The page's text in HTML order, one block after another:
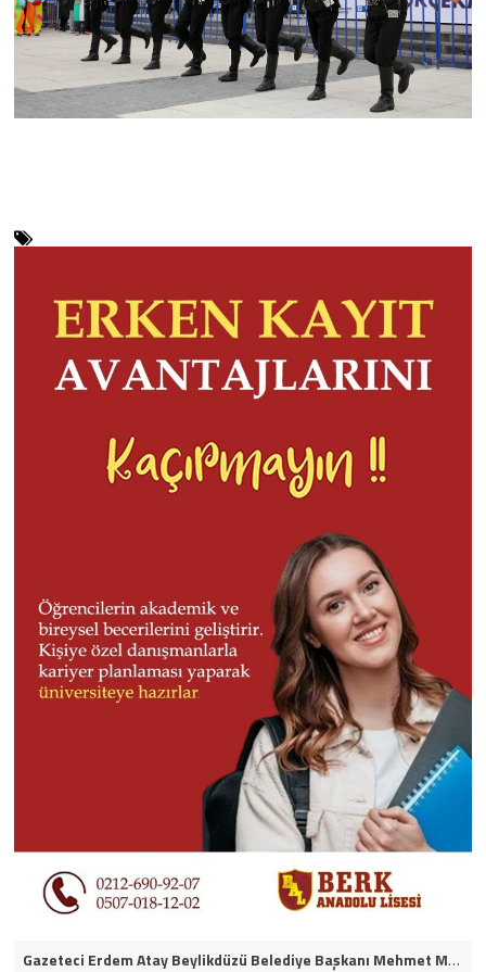
Gazeteci Erdem Atay Beylikdüzü Belediye Başkanı Mehmet Murat Çalık’ın itirafçı olacağını iddia etti.